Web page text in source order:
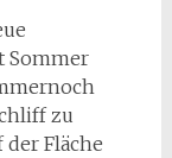
Sommer
zu
Fläche